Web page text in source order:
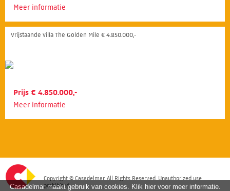
Meer informatie
Vrijstaande villa The Golden Mile € 4.850.000,-
Prijs € 4.850.000,-
Meer informatie
Copyright © Casadelmar. All Rights Reserved. Unauthorized use
prohibited.
Casadelmar maakt gebruik van cookies. Klik hier voor meer informatie.